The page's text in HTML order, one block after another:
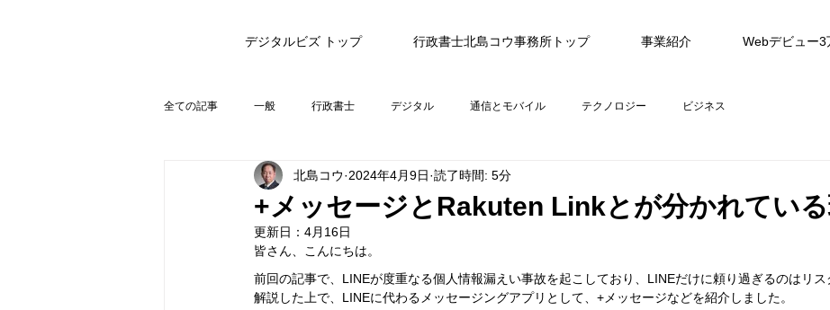
デジタルビズ トップ 行政書士北島コウ事務所トップ 事業紹介 Webデビュー3
全ての記事 一般 行政書士 デジタル 通信とモバイル テクノロジー ビジネス
+メッセージとRakuten Linkとが分かれてい
北島コウ 2024年4月9日 読了時間: 5分
更新日： 4月16日
皆さん、こんにちは。
前回の記事で、LINEが度重なる個人情報漏えい事故を起こしており、LINEだけに頼り過ぎるのはリス
解説した上で、LINEに代わるメッセージングアプリとして、+メッセージなどを紹介しました。